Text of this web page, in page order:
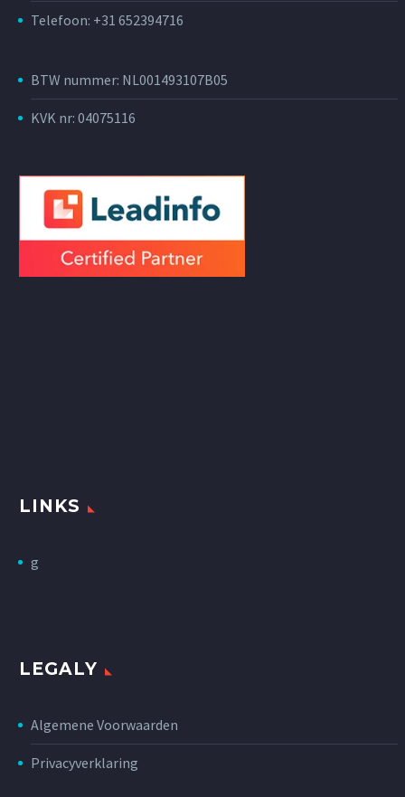
Telefoon: +31 652394716
BTW nummer: NL001493107B05
KVK nr: 04075116
LINKS
g
LEGALY
Algemene Voorwaarden
Privacyverklaring